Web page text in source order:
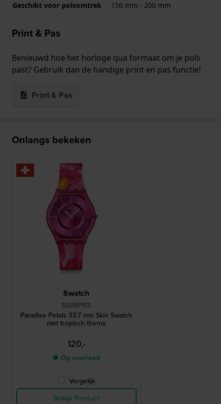
Geschikt voor polsomtrek
150 mm - 200 mm
Print & Pas
Benieuwd hoe het horloge qua formaat om je pols
past? Gebruik dan de handige print en pas functie!
Print & Pas
Onlangs bekeken
Swatch
SS08P113
Paradise Petals 33.7 mm Skin Swatch
met tropisch thema
120,-
● Op voorraad
Vergelijk
Bekijk Product